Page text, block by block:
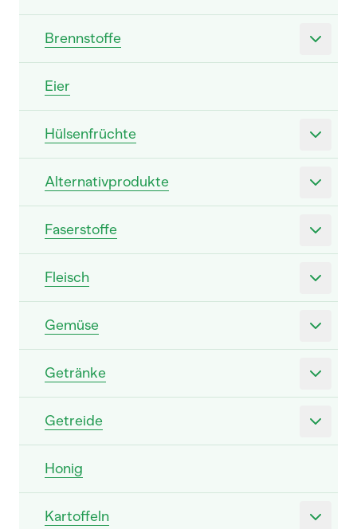
Brennstoffe
Eier
Hülsenfrüchte
Alternativprodukte
Faserstoffe
Fleisch
Gemüse
Getränke
Getreide
Honig
Kartoffeln